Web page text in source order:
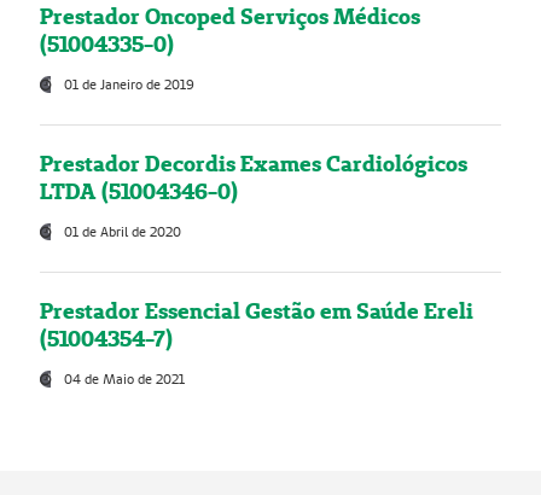
Prestador Oncoped Serviços Médicos
(51004335-0)
01 de Janeiro de 2019
Prestador Decordis Exames Cardiológicos
LTDA (51004346-0)
01 de Abril de 2020
Prestador Essencial Gestão em Saúde Ereli
(51004354-7)
04 de Maio de 2021